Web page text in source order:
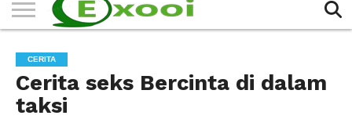
CERITA
Cerita seks Bercinta di dalam
taksi